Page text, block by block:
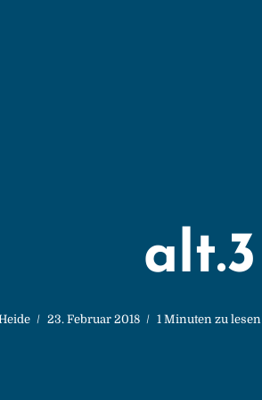
alt.3
23. Februar 2018 1 Minuten zu lesen